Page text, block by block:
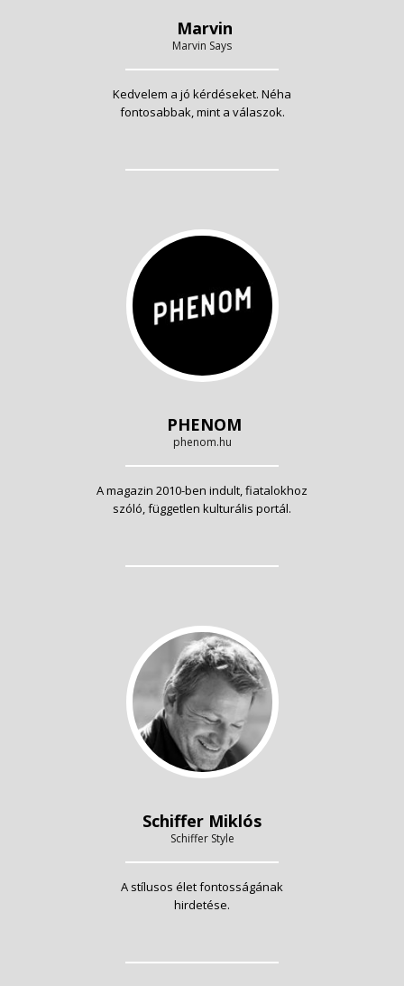
Marvin
Marvin Says
Kedvelem a jó kérdéseket. Néha
fontosabbak, mint a válaszok.
PHENOM
phenom.hu
A magazin 2010-ben indult, fiatalokhoz
szóló, független kulturális portál.
Schiffer Miklós
Schiffer Style
A stílusos élet fontosságának
hirdetése.